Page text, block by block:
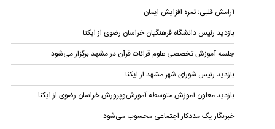
آرامش قلبی؛ ثمره افزایش ایمان
بازدید رئیس دانشگاه فرهنگیان خراسان رضوی از ایکنا
جلسه آموزش تخصصی علوم قرائات قرآن در مشهد برگزار می‌شود
بازدید رئیس شورای شهر مشهد از ایکنا
بازدید معاون آموزش متوسطه آموزش‌وپرورش خراسان رضوی از ایکنا
خبرنگار یک مددکار اجتماعی محسوب می‌شود